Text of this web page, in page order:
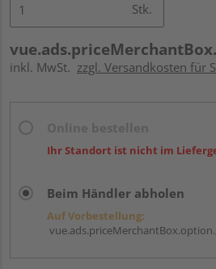
Stk.
inkl. MwSt. zzgl. Versandkosten für
Ihr Standort ist nicht im
Beim Händler abholen
Auf Vorbestellung: